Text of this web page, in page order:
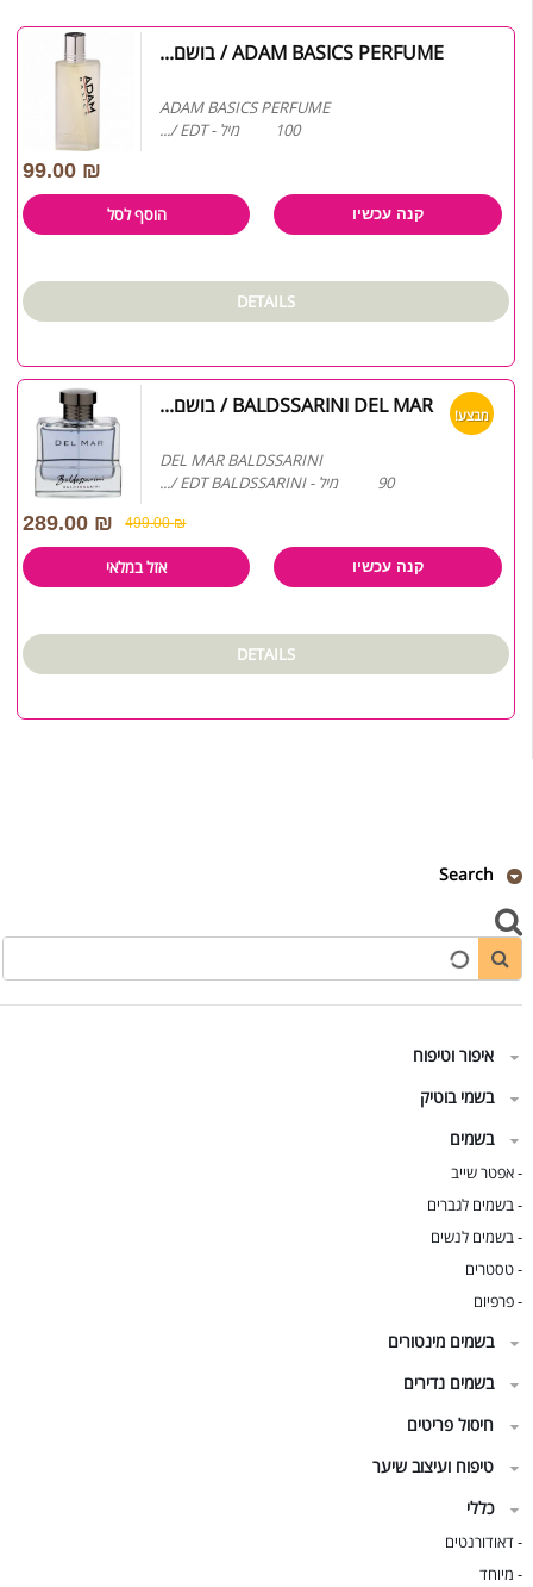
ADAM BASICS PERFUME / בושם...
ADAM BASICS PERFUME
100 מיל - EDT /...
99.00 ₪
הוסף לסל קנה עכשיו
DETAILS
מבצע! BALDSSARINI DEL MAR / בושם...
DEL MAR BALDSSARINI
90 מיל - EDT BALDSSARINI /...
499.00₪
289.00 ₪
אזל במלאי קנה עכשיו
DETAILS
Search
איפור וטיפוח
בשמי בוטיק
בשמים
-אפטר שייב
-בשמים לגברים
-בשמים לנשים
-טסטרים
-פרפיום
בשמים מינטורים
בשמים נדירים
חיסול פריטים
טיפוח ועיצוב שיער
כללי
-דאודורנטים
- מיוחד